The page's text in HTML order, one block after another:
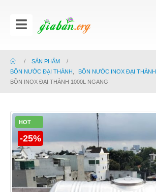
SẢN PHẨM
BỒN NƯỚC ĐẠI THÀNH
BỒN NƯỚC INOX ĐẠI THÀNH
BỒN INOX ĐẠI THÀNH 1000L NGANG
HOT
-25%